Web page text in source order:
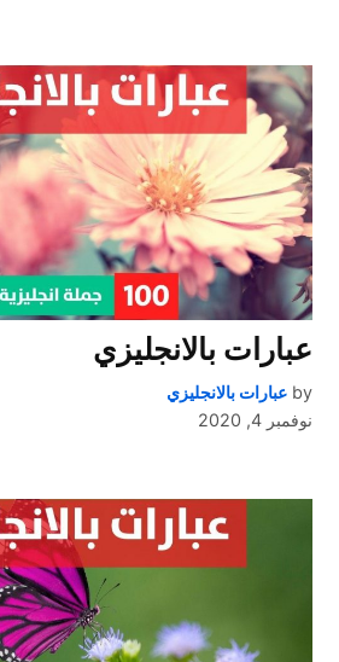
عبارات بالانجليزي
by عبارات بالانجليزي
نوفمبر 4, 2020